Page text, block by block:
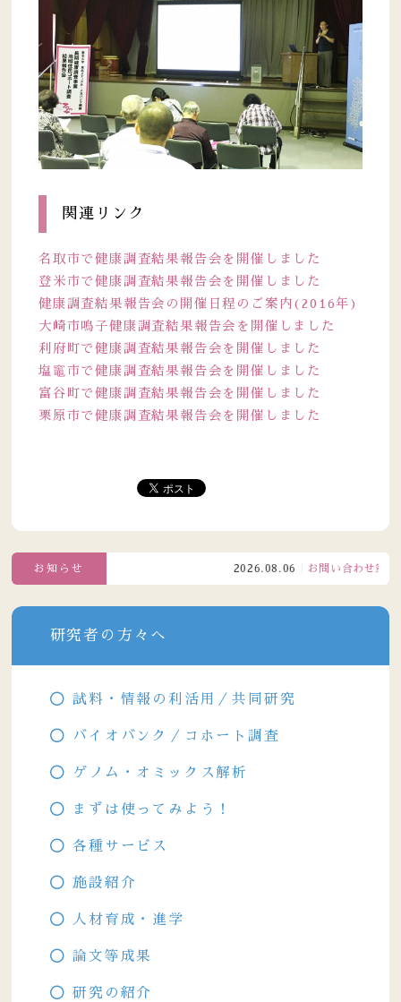
関連リンク
名取市で健康調査結果報告会を開催しました
登米市で健康調査結果報告会を開催しました
健康調査結果報告会の開催日程のご案内(2016年)
大崎市鳴子健康調査結果報告会を開催しました
利府町で健康調査結果報告会を開催しました
塩竈市で健康調査結果報告会を開催しました
富谷町で健康調査結果報告会を開催しました
栗原市で健康調査結果報告会を開催しました
お知らせ 2026.08.06 お問い合わせ窓
研究者の方々へ
試料・情報の利活用／共同研究
バイオバンク／コホート調査
ゲノム・オミックス解析
まずは使ってみよう！
各種サービス
施設紹介
人材育成・進学
論文等成果
研究の紹介